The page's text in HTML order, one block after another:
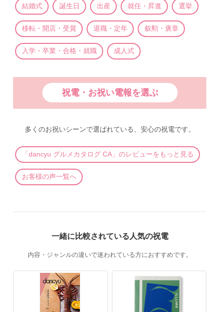
結婚式 誕生日 出産 就任・昇進 選挙
移転・開店・受賞 退職・定年 叙勲・褒章
入学・卒業・合格・就職 成人式
祝電・お祝い電報を選ぶ
多くのお祝いシーンで選ばれている、安心の祝電です。
「dancyu グルメカタログ CA」のレビューをもっと見る
お客様の声一覧へ
一緒に比較されている人気の祝電
内容・ジャンルの違いで迷われている方におすすめです。